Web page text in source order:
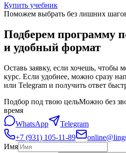
Купить учебник
Поможем выбрать без лишних
Подберем программу
и удобный формат
Оставь заявку, если хочешь, чтобы
курс. Если удобнее, можно сразу
или Telegram и получить ответ
Подбор под твою цельМожно без
время
WhatsApp
Telegram
+7 (931) 105-11-89
Имя